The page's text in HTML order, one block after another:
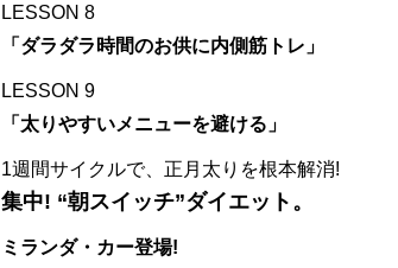
LESSON 8
「ダラダラ時間のお供に内側筋トレ」
LESSON 9
「太りやすいメニューを避ける」
1週間サイクルで、正月太りを根本解消!
集中! “朝スイッチ”ダイエット。
ミランダ・カー登場!